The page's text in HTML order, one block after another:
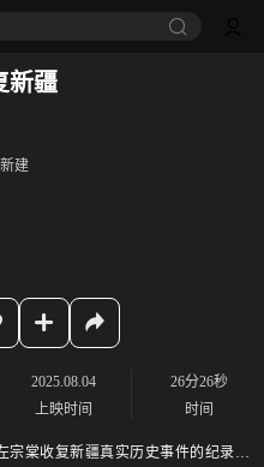
新疆
建
2025.08.04
上映时间
26分26秒
时间
宗棠收复新疆真实历史事件的纪录大